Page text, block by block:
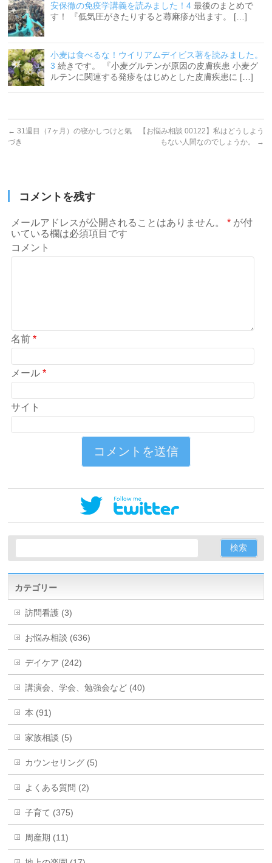
安保徹の免疫学講義を読みました！4 最後のまとめで
す！ 『低気圧がきたりすると蕁麻疹が出ます。 […]
小麦は食べるな！ウイリアムデイビス著を読みました。
3 続きです。 『小麦グルテンが原因の皮膚疾患 小麦グ
ルテンに関連する発疹をはじめとした皮膚疾患に […]
← 31週目（7ヶ月）の寝かしつけと氣
づき
【お悩み相談 00122】私はどうしよう
もない人間なのでしょうか。
→
コメントを残す
メールアドレスが公開されることはありません。 * が付
いている欄は必須項目です
コメント
名前*
メール*
サイト
カテゴリー
訪問看護 (3)
お悩み相談 (636)
デイケア (242)
講演会、学会、勉強会など (40)
本 (91)
家族相談 (5)
カウンセリング (5)
よくある質問 (2)
子育て (375)
周産期 (11)